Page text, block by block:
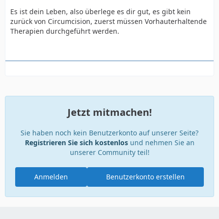
Es ist dein Leben, also überlege es dir gut, es gibt kein
zurück von Circumcision, zuerst müssen Vorhauterhaltende
Therapien durchgeführt werden.
Jetzt mitmachen!
Sie haben noch kein Benutzerkonto auf unserer Seite?
Registrieren Sie sich kostenlosund nehmen Sie an
unserer Community teil!
Benutzerkonto erstellen
Anmelden